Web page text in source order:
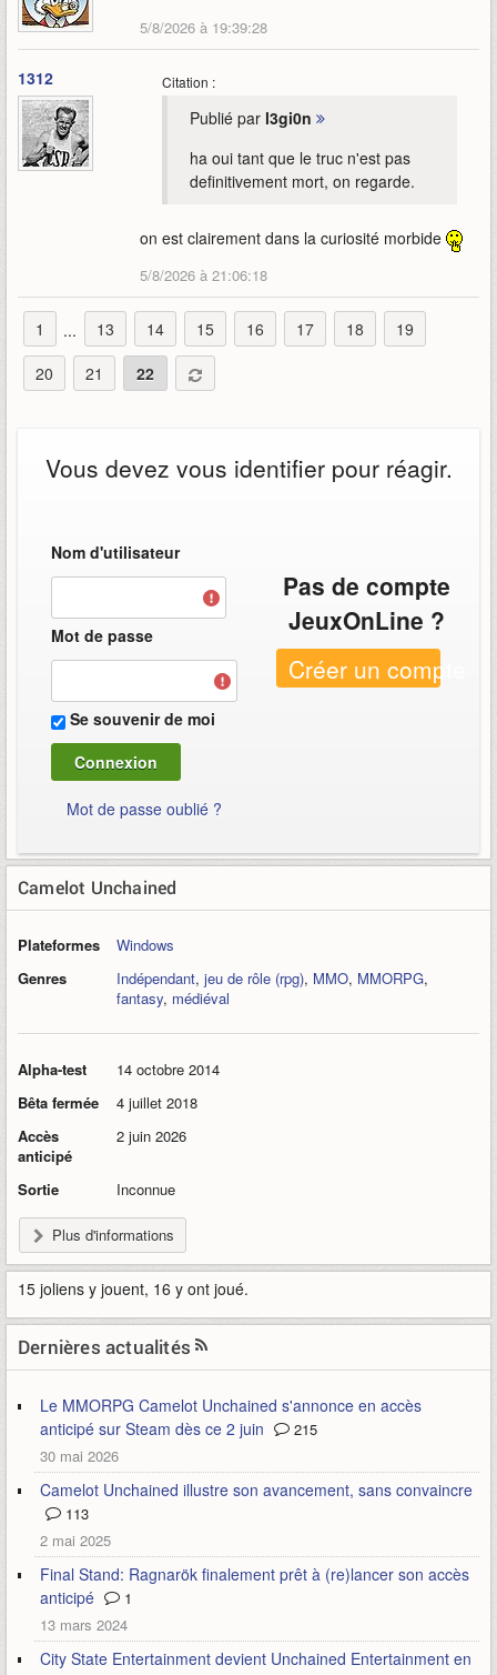
5/8/2026 à 19:39:28
1312 Citation :
Publié par l3gi0n
ha oui tant que le truc n'est pas
definitivement mort, on regarde.
on est clairement dans la curiosité morbide
5/8/2026 à 21:06:18
1 ... 13 14 15 16 17 18
19
20
21 22
Vous devez vous identifier pour réagir.
Nom d'utilisateur
Mot de passe
Se souvenir de moi
Mot de passe oublié ?
Pas de compte
JeuxOnLine ?
Créer un compte
Camelot Unchained
Plateformes
Windows
Genres
Indépendant, jeu de rôle (rpg), MMO, MMORPG,
fantasy, médiéval
Alpha-test
14 octobre 2014
Bêta fermée
4 juillet 2018
Accès
anticipé
2 juin 2026
Sortie Inconnue
Plus d'informations
15 joliens y jouent, 16 y ont joué.
Dernières actualités
Le MMORPG Camelot Unchained s'annonce en accès
anticipé sur Steam dès ce 2 juin
215
30 mai 2026
Camelot Unchained illustre son avancement, sans convaincre
113
2 mai 2025
Final Stand: Ragnarök finalement prêt à (re)lancer son accès
anticipé
1
13 mars 2024
City State Entertainment devient Unchained Entertainment en